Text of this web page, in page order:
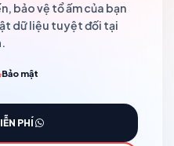
bảo vệ tổ ấm của bạn
dữ liệu tuyệt đối tại
.
Bảo mật
PHÍ